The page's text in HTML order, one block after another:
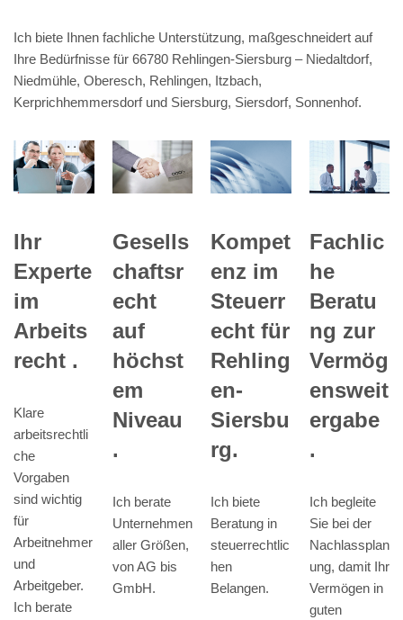
Ich biete Ihnen fachliche Unterstützung, maßgeschneidert auf
Ihre Bedürfnisse für 66780 Rehlingen-Siersburg – Niedaltdorf,
Niedmühle, Oberesch, Rehlingen, Itzbach,
Kerprichhemmersdorf und Siersburg, Siersdorf, Sonnenhof.
Ihr
Experte
im
Arbeits
recht .
Klare
arbeitsrechtli
che
Vorgaben
sind wichtig
für
Arbeitnehmer
und
Arbeitgeber.
Ich berate
Gesells
chaftsr
echt
auf
höchst
em
Niveau
.
Ich berate
Unternehmen
aller Größen,
von AG bis
GmbH.
Kompet
enz im
Steuerr
echt für
Rehling
en-
Siersbu
rg.
Ich biete
Beratung in
steuerrechtlic
hen
Belangen.
Fachlic
he
Beratu
ng zur
Vermög
ensweit
ergabe
.
Ich begleite
Sie bei der
Nachlassplan
ung, damit Ihr
Vermögen in
guten